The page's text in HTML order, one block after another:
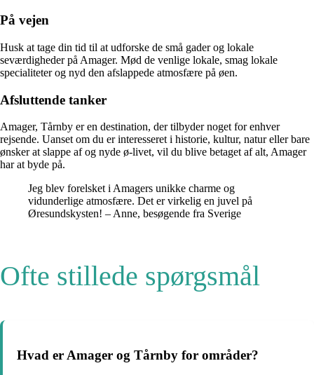
På vejen
Husk at tage din tid til at udforske de små gader og lokale
seværdigheder på Amager. Mød de venlige lokale, smag lokale
specialiteter og nyd den afslappede atmosfære på øen.
Afsluttende tanker
Amager, Tårnby er en destination, der tilbyder noget for enhver
rejsende. Uanset om du er interesseret i historie, kultur, natur eller bare
ønsker at slappe af og nyde ø-livet, vil du blive betaget af alt, Amager
har at byde på.
Jeg blev forelsket i Amagers unikke charme og
vidunderlige atmosfære. Det er virkelig en juvel på
Øresundskysten! – Anne, besøgende fra Sverige
Ofte stillede spørgsmål
Hvad er Amager og Tårnby for områder?